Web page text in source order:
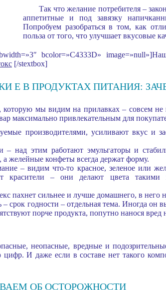
Так что желание потребителя –
аппетитные и под завязку
Попробуем разобраться в том, как
польза от того, что улучшает вкусовые
bcolor=»C4333D»
[/stextbox]
E В ПРОДУКТАХ ПИТАНИЯ:
мы видим на прилавках – совсем
максимально привлекательным для
производителями, усиливают вкус и
– над этим работают эмульгаторы и
а желейные конфеты всегда держат форму.
– видим что-то красное, зеленое или
красители – они делают цвета
пахнет сильнее и лучше домашнего, в него
срок годности – отдельная тема. Иногда он
порче продукта, попутно нанося
неопасные, вредные и
И даже если в составе нет такого
ОБ ОСТОРОЖНОСТИ